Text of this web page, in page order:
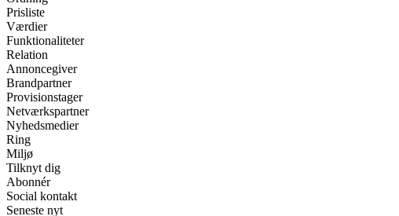
Prisliste
Værdier
Funktionaliteter
Relation
Annoncegiver
Brandpartner
Provisionstager
Netværkspartner
Nyhedsmedier
Ring
Miljø
Tilknyt dig
Abonnér
Social kontakt
Seneste nyt